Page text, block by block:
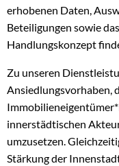
erhobenen Daten,
Beteiligungen sowie
Handlungskonzept
Zu unseren
Ansiedlungsvorhaben,
innerstädtischen
umzusetzen.
Stärkung der